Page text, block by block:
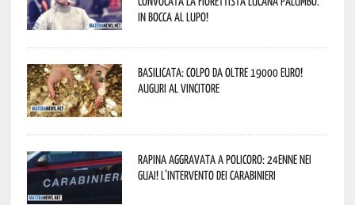
In bocca al lupo!
Basilicata: colpo da oltre 19000 Euro!
Auguri al vincitore
Rapina aggravata a Policoro: 24enne nei
guai! L’intervento dei Carabinieri